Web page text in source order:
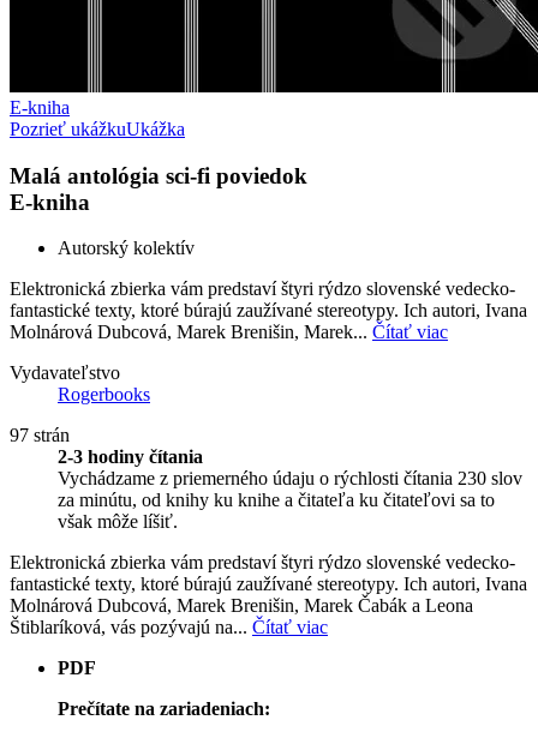
E-kniha
Pozrieť ukážkuUkážka
Malá antológia sci-fi poviedok
E-kniha
Autorský kolektív
Elektronická zbierka vám predstaví štyri rýdzo slovenské vedecko-
fantastické texty, ktoré búrajú zaužívané stereotypy. Ich autori, Ivana
Molnárová Dubcová, Marek Brenišin, Marek... Čítať viac
Vydavateľstvo
Rogerbooks
97 strán
2-3 hodiny čítania
Vychádzame z priemerného údaju o rýchlosti čítania 230 slov
za minútu, od knihy ku knihe a čitateľa ku čitateľovi sa to
však môže líšiť.
Elektronická zbierka vám predstaví štyri rýdzo slovenské vedecko-
fantastické texty, ktoré búrajú zaužívané stereotypy. Ich autori, Ivana
Molnárová Dubcová, Marek Brenišin, Marek Čabák a Leona
Štiblaríková, vás pozývajú na... Čítať viac
PDF
Prečítate na zariadeniach: